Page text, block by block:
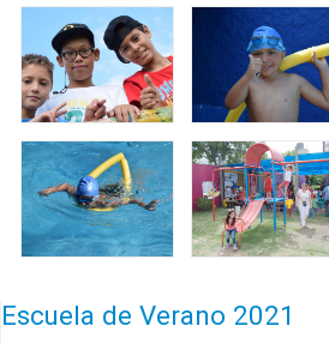
Escuela de Verano 2021